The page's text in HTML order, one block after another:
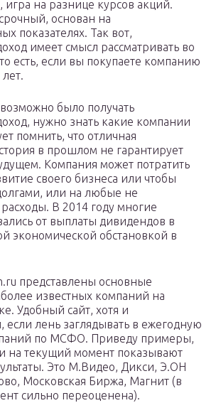
игра на разнице курсов акций.
основан на
показателях. Так вот,
имеет смысл рассматривать во
есть, если вы покупаете компанию
было получать
нужно знать какие компании
помнить, что отличная
в прошлом не гарантирует
Компания может потратить
своего бизнеса или чтобы
долгами, или на любые не
В 2014 году многие
от выплаты дивидендов в
экономической обстановкой в
представлены основные
известных компаний на
Удобный сайт, хотя и
если лень заглядывать в ежегодную
по МСФО. Приведу примеры,
на текущий момент показывают
Это М.Видео, Дикси, Э.ОН
Московская Биржа, Магнит (в
сильно переоценена).